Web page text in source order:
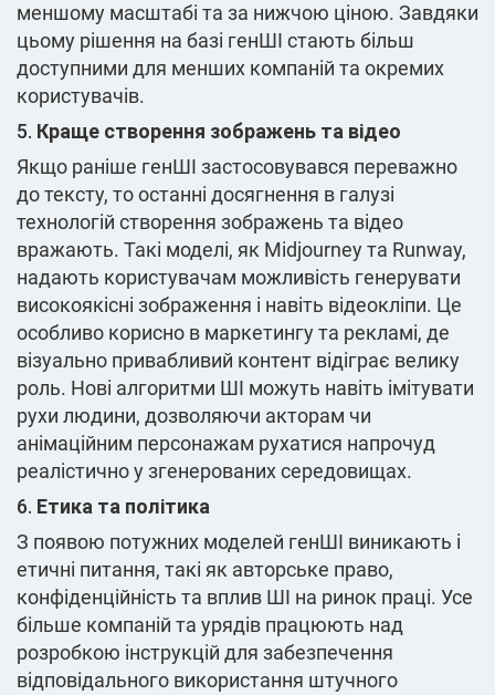
меншому масштабі та за нижчою ціною. Завдяки
цьому рішення на базі генШІ стають більш
доступними для менших компаній та окремих
користувачів.
5. Краще створення зображень та відео
Якщо раніше генШІ застосовувався переважно
до тексту, то останні досягнення в галузі
технологій створення зображень та відео
вражають. Такі моделі, як Midjourney та Runway,
надають користувачам можливість генерувати
високоякісні зображення і навіть відеокліпи. Це
особливо корисно в маркетингу та рекламі, де
візуально привабливий контент відіграє велику
роль. Нові алгоритми ШІ можуть навіть імітувати
рухи людини, дозволяючи акторам чи
анімаційним персонажам рухатися напрочуд
реалістично у згенерованих середовищах.
6. Етика та політика
З появою потужних моделей генШІ виникають і
етичні питання, такі як авторське право,
конфіденційність та вплив ШІ на ринок праці. Усе
більше компаній та урядів працюють над
розробкою інструкцій для забезпечення
відповідального використання штучного